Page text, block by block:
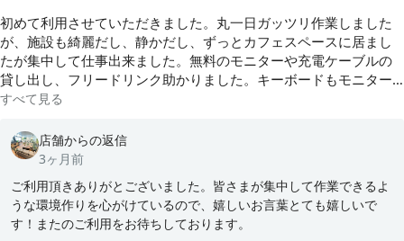
初めて利用させていただきました。丸一日ガッツリ作業しました
が、施設も綺麗だし、静かだし、ずっとカフェスペースに居まし
たが集中して仕事出来ました。無料のモニターや充電ケーブルの
貸し出し、フリードリンク助かりました。キーボードもモニター
台もあったから持っていかなくて良かったな。至れり尽くせり
すべて見る
店舗からの返信
3ヶ月前
ご利用頂きありがとございました。皆さまが集中して作業できるよ
うな環境作りを心がけているので、嬉しいお言葉とても嬉しいで
す！またのご利用をお待ちしております。